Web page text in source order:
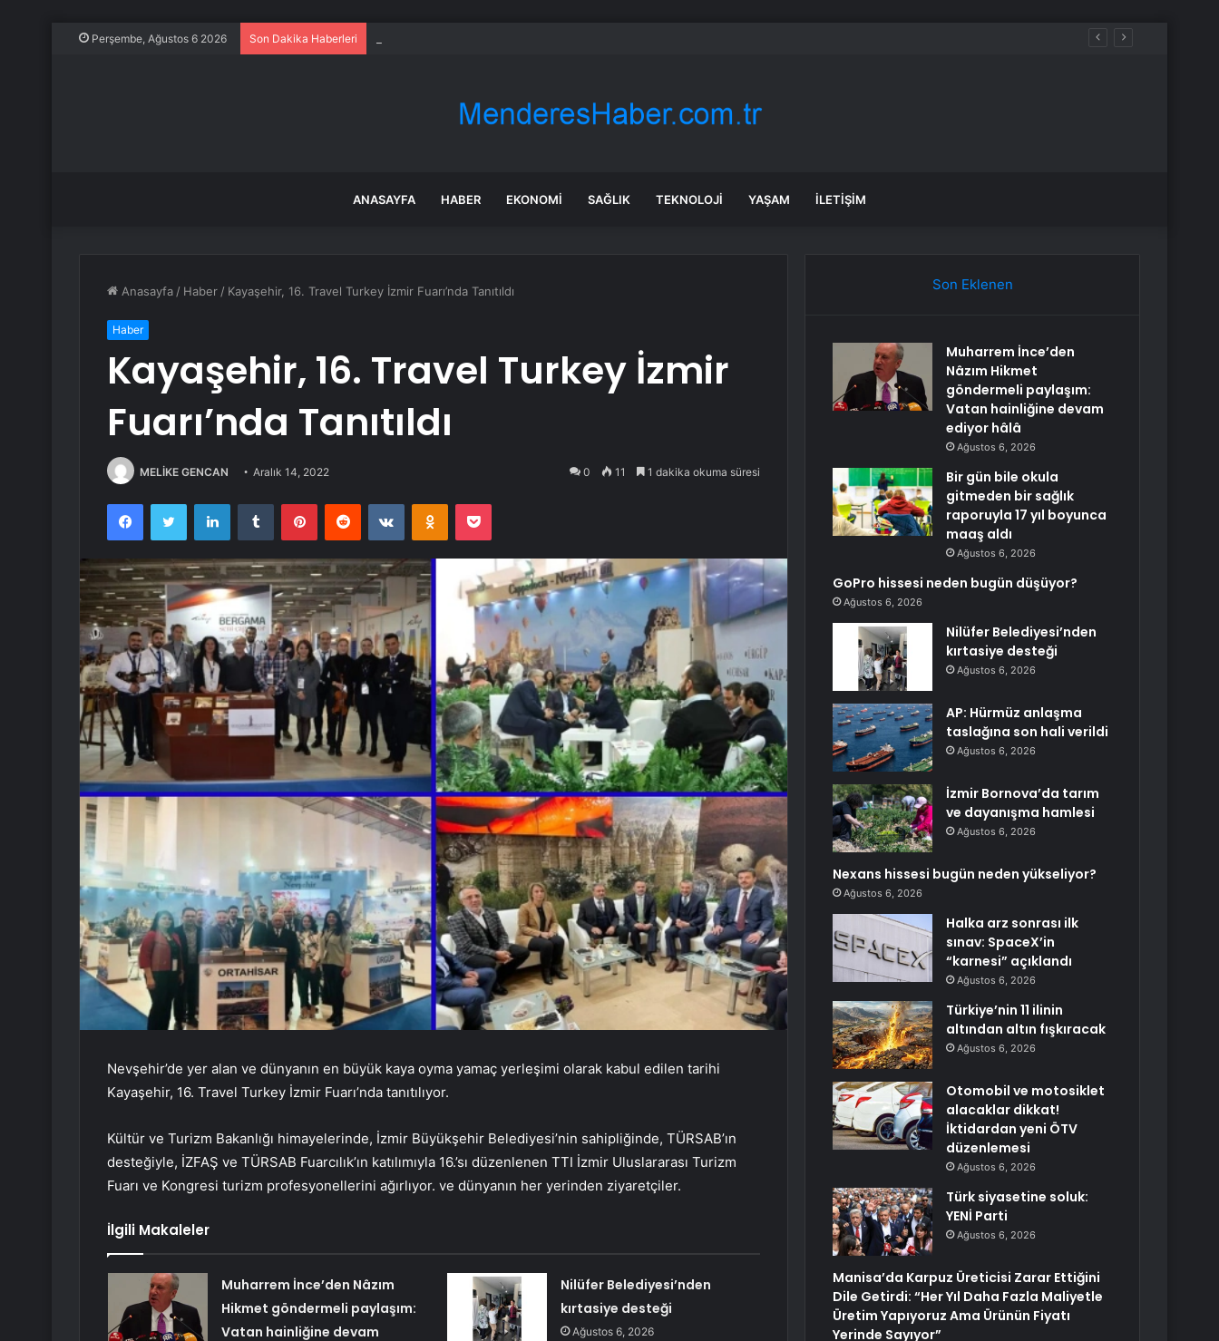
Perşembe, Ağustos 6 2026 Son Dakika Haberleri
ANASAYFA HABER EKONOMI SAĞLIK TEKNOLOJI YAŞAM İLETIŞIM
Anasayfa / Haber / Kayaşehir, 16. Travel Turkey İzmir Fuarı’nda Tanıtıldı
Haber
Kayaşehir, 16. Travel Turkey İzmir
Fuarı’nda Tanıtıldı
MELİKE GENCAN Aralık 14, 2022 0 11 1 dakika okuma süresi
FacebookTwitter LinkedInTumblr PinterestReddit VKontakteOdnoklassniki
Pocket
Nevşehir’de yer alan ve dünyanın en büyük kaya oyma yamaç yerleşimi olarak kabul edilen tarihi
Kayaşehir, 16. Travel Turkey İzmir Fuarı’nda tanıtılıyor.
Kültür ve Turizm Bakanlığı himayelerinde, İzmir Büyükşehir Belediyesi’nin sahipliğinde, TÜRSAB’ın
desteğiyle, İZFAŞ ve TÜRSAB Fuarcılık’ın katılımıyla 16.’sı düzenlenen TTI İzmir Uluslararası Turizm
Fuarı ve Kongresi turizm profesyonellerini ağırlıyor. ve dünyanın her yerinden ziyaretçiler.
İlgili Makaleler
Muharrem İnce’den Nâzım
Hikmet göndermeli paylaşım:
Vatan hainliğine devam
Nilüfer Belediyesi’nden
kırtasiye desteği
Ağustos 6, 2026
Son Eklenen
Muharrem İnce’den
Nâzım Hikmet
göndermeli paylaşım:
Vatan hainliğine devam
ediyor hâlâ
Ağustos 6, 2026
Bir gün bile okula
gitmeden bir sağlık
raporuyla 17 yıl boyunca
maaş aldı
Ağustos 6, 2026
GoPro hissesi neden bugün düşüyor?
Ağustos 6, 2026
Nilüfer Belediyesi’nden
kırtasiye desteği
Ağustos 6, 2026
AP: Hürmüz anlaşma
taslağına son hali verildi
Ağustos 6, 2026
İzmir Bornova’da tarım
ve dayanışma hamlesi
Ağustos 6, 2026
Nexans hissesi bugün neden yükseliyor?
Ağustos 6, 2026
Halka arz sonrası ilk
sınav: SpaceX’in
“karnesi” açıklandı
Ağustos 6, 2026
Türkiye’nin 11 ilinin
altından altın fışkıracak
Ağustos 6, 2026
Otomobil ve motosiklet
alacaklar dikkat!
İktidardan yeni ÖTV
düzenlemesi
Ağustos 6, 2026
Türk siyasetine soluk:
YENİ Parti
Ağustos 6, 2026
Manisa’da Karpuz Üreticisi Zarar Ettiğini
Dile Getirdi: “Her Yıl Daha Fazla Maliyetle
Üretim Yapıyoruz Ama Ürünün Fiyatı
Yerinde Sayıyor”